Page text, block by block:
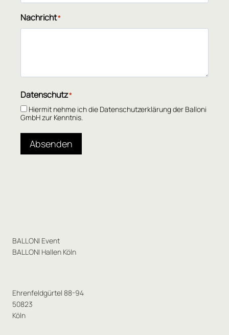
Nachricht*
Datenschutz*
Hiermit nehme ich die Datenschutzerklärung der Balloni
GmbH zur Kenntnis.
Absenden
BALLONI Event
BALLONI Hallen Köln
Ehrenfeldgürtel 88-94
50823
Köln